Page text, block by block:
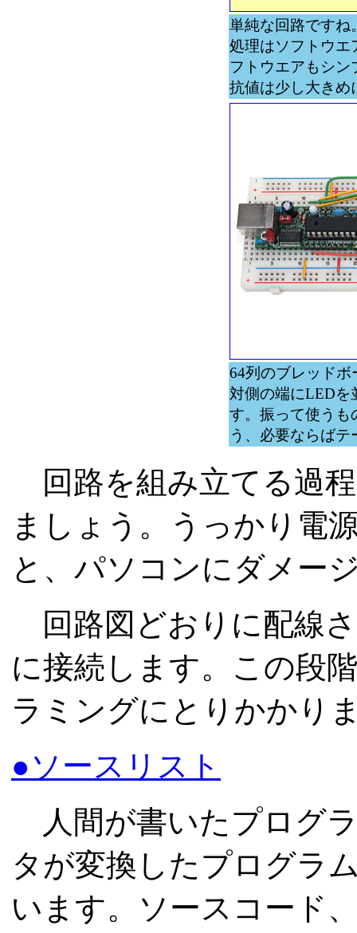
単純な回路ですね
処理はソフトウエ
フトウエアもシ
抗値は少し大きめ
64列のブレッドボ
対側の端にLEDを
す。振って使うも
う、必要ならば
回路を組み立てる過
ましょう。うっかり電
と、パソコンにダメー
回路図どおりに配線
に接続します。この段
ラミングにとりかかり
●ソースリスト
人間が書いたプログ
タが変換したプログラ
います。ソースコード